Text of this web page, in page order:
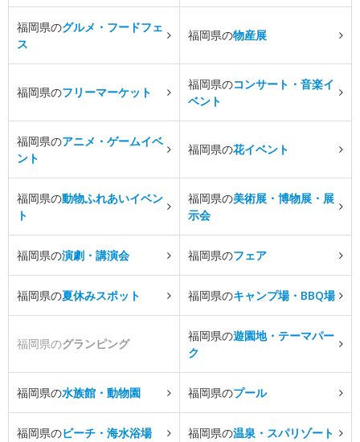
福岡県のグルメ・フードフェ
ス
福岡県の物産展
福岡県のフリーマーケット
福岡県のコンサート・音楽イ
ベント
福岡県のアニメ・ゲームイベ
ント
福岡県の花イベント
福岡県の動物ふれあいイベン
ト
福岡県の美術展・博物展・展
示会
福岡県の演劇・講演会 福岡県のフェア
福岡県の夏休みスポット 福岡県のキャンプ場・BBQ場
福岡県のグランピング
福岡県の遊園地・テーマパー
ク
福岡県の水族館・動物園 福岡県のプール
福岡県のビーチ・海水浴場 福岡県の温泉・スパリゾート